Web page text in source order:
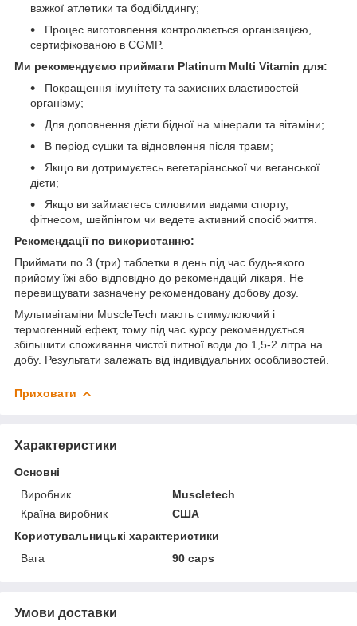
важкої атлетики та бодібілдингу;
Процес виготовлення контролюється організацією,
сертифікованою в CGMP.
Ми рекомендуємо приймати Platinum Multi Vitamin для:
Покращення імунітету та захисних властивостей
організму;
Для доповнення дієти бідної на мінерали та вітаміни;
В період сушки та відновлення після травм;
Якщо ви дотримуєтесь вегетаріанської чи веганської
дієти;
Якщо ви займаєтесь силовими видами спорту,
фітнесом, шейпінгом чи ведете активний спосіб життя.
Рекомендації по використанню:
Приймати по 3 (три) таблетки в день під час будь-якого
прийому їжі або відповідно до рекомендацій лікаря. Не
перевищувати зазначену рекомендовану добову дозу.
Мультивітаміни MuscleTech мають стимулюючий і
термогенний ефект, тому під час курсу рекомендується
збільшити споживання чистої питної води до 1,5-2 літра на
добу. Результати залежать від індивідуальних особливостей.
Приховати
Характеристики
Основні
Виробник
Muscletech
Країна виробник
США
Користувальницькі характеристики
Вага
90 caps
Умови доставки